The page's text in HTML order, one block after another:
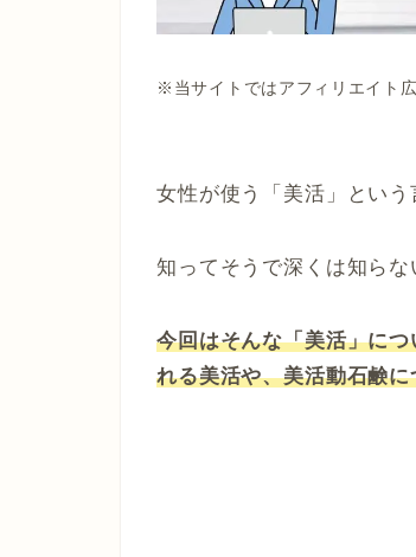
※当サイトではアフィリエイト
女性が使う「美活」という
知ってそうで深くは知らな
今回はそんな「美活」に
れる美活や、美活動石鹸